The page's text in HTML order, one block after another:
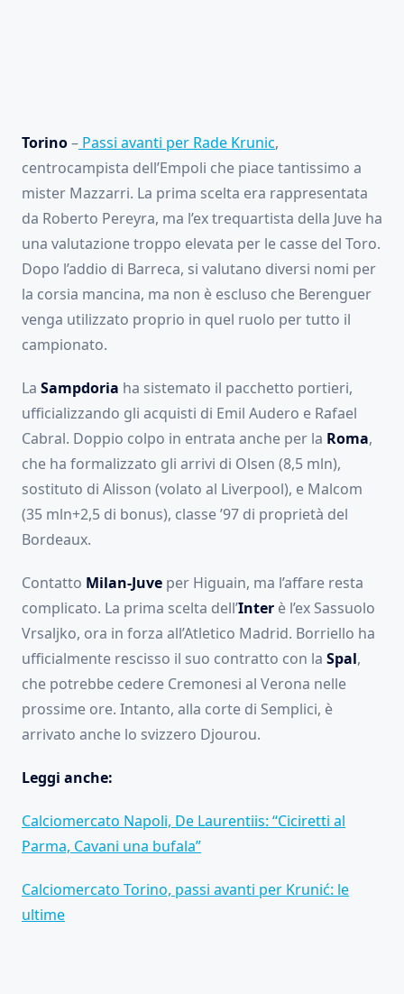
Torino– Passi avanti per Rade Krunic,
centrocampista dell’Empoli che piace tantissimo a
mister Mazzarri. La prima scelta era rappresentata
da Roberto Pereyra, ma l’ex trequartista della Juve ha
una valutazione troppo elevata per le casse del Toro.
Dopo l’addio di Barreca, si valutano diversi nomi per
la corsia mancina, ma non è escluso che Berenguer
venga utilizzato proprio in quel ruolo per tutto il
campionato.
La Sampdoria ha sistemato il pacchetto portieri,
ufficializzando gli acquisti di Emil Audero e Rafael
Cabral. Doppio colpo in entrata anche per la Roma,
che ha formalizzato gli arrivi di Olsen (8,5 mln),
sostituto di Alisson (volato al Liverpool), e Malcom
(35 mln+2,5 di bonus), classe ’97 di proprietà del
Bordeaux.
Contatto Milan-Juve per Higuain, ma l’affare resta
complicato. La prima scelta dell’Inter è l’ex Sassuolo
Vrsaljko, ora in forza all’Atletico Madrid. Borriello ha
ufficialmente rescisso il suo contratto con la Spal,
che potrebbe cedere Cremonesi al Verona nelle
prossime ore. Intanto, alla corte di Semplici, è
arrivato anche lo svizzero Djourou.
Leggi anche:
Calciomercato Napoli, De Laurentiis: “Ciciretti al
Parma, Cavani una bufala”
Calciomercato Torino, passi avanti per Krunić: le
ultime